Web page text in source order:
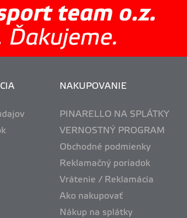
NAKUPOVANIE
PINARELLO NA SPLÁTKY
VERNOSTNÝ PROGRAM
Obchodné podmienky
Reklamačný poriadok
Vrátenie / Reklamácia
Ako nakupovať
Nákup na splátky